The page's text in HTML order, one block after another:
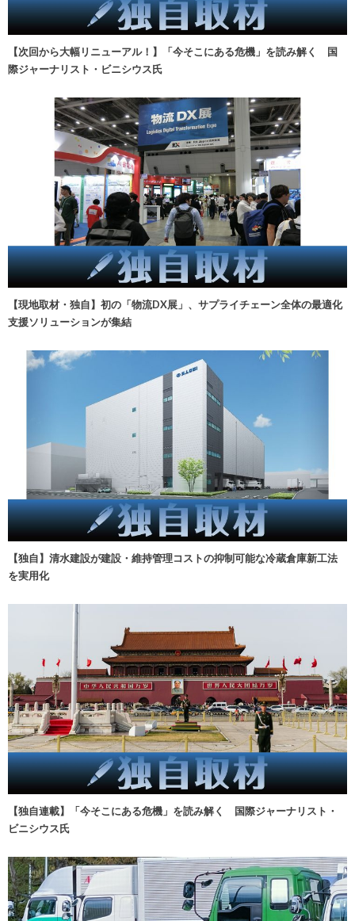
【次回から大幅リニューアル！】「今そこにある危機」を読み解く 国
際ジャーナリスト・ビニシウス氏
【現地取材・独自】初の「物流DX展」、サプライチェーン全体の最適化
支援ソリューションが集結
【独自】清水建設が建設・維持管理コストの抑制可能な冷蔵倉庫新工法
を実用化
【独自連載】「今そこにある危機」を読み解く 国際ジャーナリスト・
ビニシウス氏